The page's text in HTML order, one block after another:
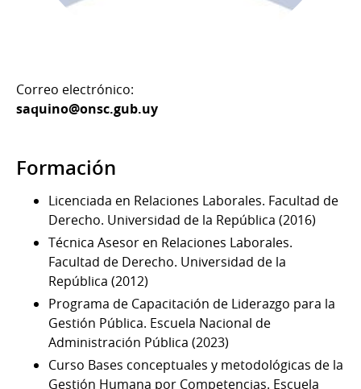
Correo electrónico:
saquino@onsc.gub.uy
Formación
Licenciada en Relaciones Laborales. Facultad de
Derecho. Universidad de la República (2016)
Técnica Asesor en Relaciones Laborales.
Facultad de Derecho. Universidad de la
República (2012)
Programa de Capacitación de Liderazgo para la
Gestión Pública. Escuela Nacional de
Administración Pública (2023)
Curso Bases conceptuales y metodológicas de la
Gestión Humana por Competencias. Escuela